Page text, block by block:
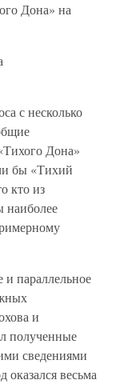
Дона» на
с несколько
Дона»
бы «Тихий
кто из
наиболее
параллельное
и
полученные
сведениями
весьма